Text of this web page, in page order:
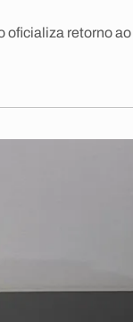
oficializa retorno